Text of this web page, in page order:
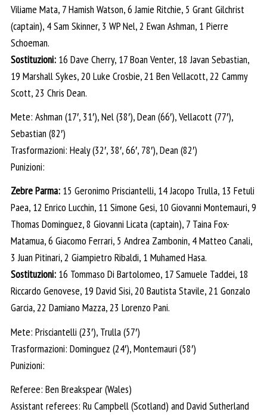
Viliame Mata, 7 Hamish Watson, 6 Jamie Ritchie, 5 Grant Gilchrist
(captain), 4 Sam Skinner, 3 WP Nel, 2 Ewan Ashman, 1 Pierre
Schoeman.
Sostituzioni: 16 Dave Cherry, 17 Boan Venter, 18 Javan Sebastian,
19 Marshall Sykes, 20 Luke Crosbie, 21 Ben Vellacott, 22 Cammy
Scott, 23 Chris Dean.
Mete: Ashman (17′, 31′), Nel (38′), Dean (66′), Vellacott (77′),
Sebastian (82′)
Trasformazioni: Healy (32′, 38′, 66′, 78′), Dean (82′)
Punizioni:
Zebre Parma: 15 Geronimo Prisciantelli, 14 Jacopo Trulla, 13 Fetuli
Paea, 12 Enrico Lucchin, 11 Simone Gesi, 10 Giovanni Montemauri, 9
Thomas Dominguez, 8 Giovanni Licata (captain), 7 Taina Fox-
Matamua, 6 Giacomo Ferrari, 5 Andrea Zambonin, 4 Matteo Canali,
3 Juan Pitinari, 2 Giampietro Ribaldi, 1 Muhamed Hasa.
Sostituzioni: 16 Tommaso Di Bartolomeo, 17 Samuele Taddei, 18
Riccardo Genovese, 19 David Sisi, 20 Bautista Stavile, 21 Gonzalo
Garcia, 22 Damiano Mazza, 23 Lorenzo Pani.
Mete: Prisciantelli (23′), Trulla (57′)
Trasformazioni: Dominguez (24′), Montemauri (58′)
Punizioni:
Referee: Ben Breakspear (Wales)
Assistant referees: Ru Campbell (Scotland) and David Sutherland